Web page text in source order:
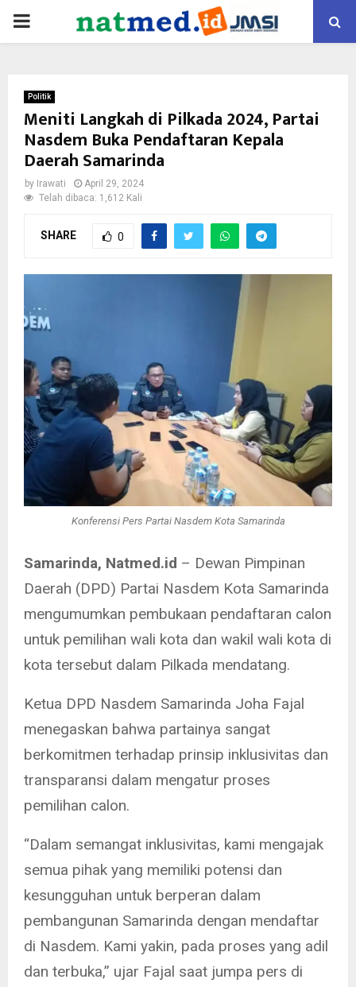
PRIMARY
Politik
Meniti Langkah di Pilkada 2024, Partai
Nasdem Buka Pendaftaran Kepala
Daerah Samarinda
by Irawati
April 29, 2024
Telah dibaca: 1,612 Kali
SHARE 0
Konferensi Pers Partai Nasdem Kota Samarinda
Samarinda, Natmed.id – Dewan Pimpinan
Daerah (DPD) Partai Nasdem Kota Samarinda
mengumumkan pembukaan pendaftaran calon
untuk pemilihan wali kota dan wakil wali kota di
kota tersebut dalam Pilkada mendatang.
Ketua DPD Nasdem Samarinda Joha Fajal
menegaskan bahwa partainya sangat
berkomitmen terhadap prinsip inklusivitas dan
transparansi dalam mengatur proses
pemilihan calon.
“Dalam semangat inklusivitas, kami mengajak
semua pihak yang memiliki potensi dan
kesungguhan untuk berperan dalam
pembangunan Samarinda dengan mendaftar
di Nasdem. Kami yakin, pada proses yang adil
dan terbuka,” ujar Fajal saat jumpa pers di